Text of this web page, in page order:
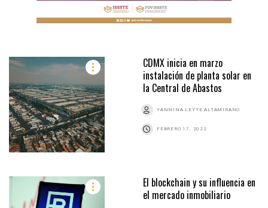
CDMX inicia en marzo
instalación de planta solar en
la Central de Abastos
YANNINA LEYTE ALTAMIRANO
FEBRERO 17, 2022
El blockchain y su influencia en
el mercado inmobiliario